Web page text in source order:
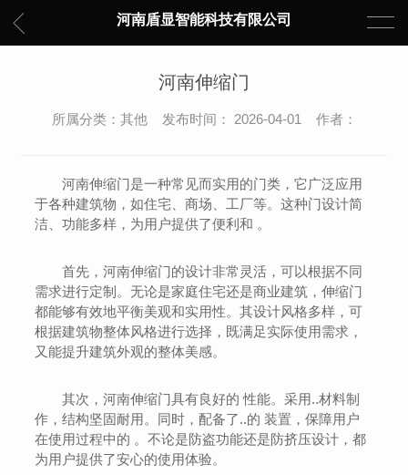
河南盾显智能科技有限公司
河南伸缩门
所属分类：其他 发布时间： 2026-04-01 作者：
河南伸缩门是一种常见而实用的门类，它广泛应用
于各种建筑物，如住宅、商场、工厂等。这种门设计简
洁、功能多样，为用户提供了便利和 。
首先，河南伸缩门的设计非常灵活，可以根据不同
需求进行定制。无论是家庭住宅还是商业建筑，伸缩门
都能够有效地平衡美观和实用性。其设计风格多样，可
根据建筑物整体风格进行选择，既满足实际使用需求，
又能提升建筑外观的整体美感。
其次，河南伸缩门具有良好的 性能。采用..材料制
作，结构坚固耐用。同时，配备了..的 装置，保障用户
在使用过程中的 。不论是防盗功能还是防挤压设计，都
为用户提供了安心的使用体验。